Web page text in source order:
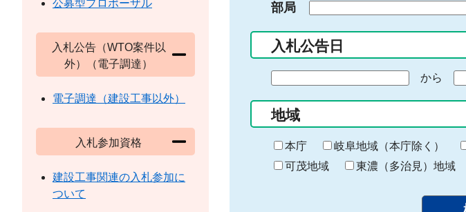
入
力
部局
入札公告日
の
始
ま
り
から
終
わ
り
地域
本庁 岐阜地域（本庁除く）
可茂地域
東濃（多治見）地域
公募型プロポーザル
入札公告（WTO案件以
外）（電子調達）
電子調達（建設工事以外）
入札参加資格
建設工事関連の入札参加に
ついて